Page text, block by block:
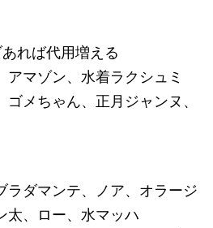
れば代用増える
アマゾン、水着ラクシュミ
メちゃん、正月ジャンヌ、
ラダマンテ、ノア、オラージ
太、ロー、水マッハ